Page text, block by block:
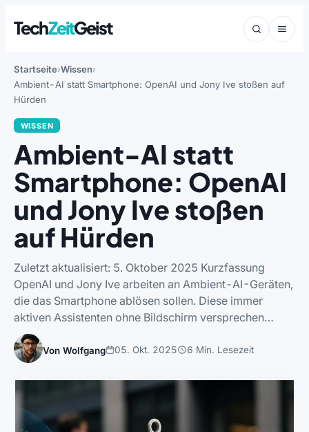
TechZeitGeist
Startseite Wissen
Ambient-AI statt Smartphone: OpenAI und Jony Ive stoßen auf
Hürden
WISSEN
Ambient-AI statt
Smartphone: OpenAI
und Jony Ive stoßen
auf Hürden
Zuletzt aktualisiert: 5. Oktober 2025 Kurzfassung
OpenAI und Jony Ive arbeiten an Ambient-AI-Geräten,
die das Smartphone ablösen sollen. Diese immer
aktiven Assistenten ohne Bildschirm versprechen…
Von Wolfgang 05. Okt. 2025 6 Min. Lesezeit